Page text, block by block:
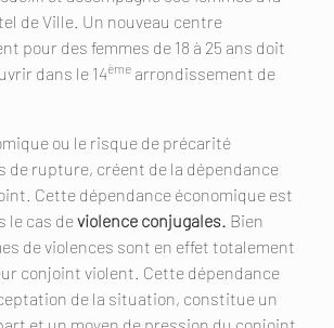
de Ville. Un nouveau centre
pour des femmes de 18 à 25 ans doit
dans le 14ème arrondissement de
ou le risque de précarité
de rupture, créent de la dépendance
Cette dépendance économique est
le cas deviolence conjugales. Bien
de violences sont en effet totalement
conjoint violent. Cette dépendance
de la situation, constitue un